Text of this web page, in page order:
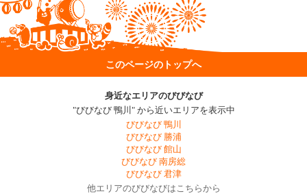
このページのトップへ
身近なエリアのびびなび
"びびなび 鴨川" から近いエリアを表示中
びびなび 鴨川
びびなび 勝浦
びびなび 館山
びびなび 南房総
びびなび 君津
他エリアのびびなびはこちらから